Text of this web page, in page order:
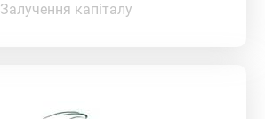
Залучення капіталу